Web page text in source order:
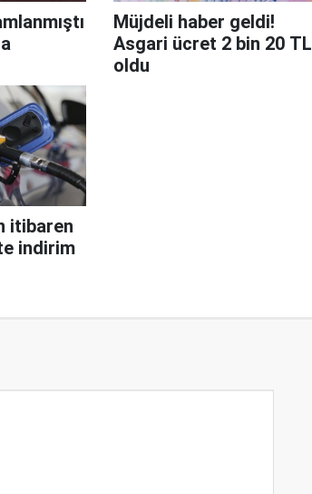
Müjdeli haber geldi!
Asgari ücret 2 bin 20 TL
oldu
itibaren
indirim